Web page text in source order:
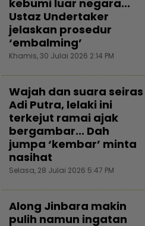
kebumi luar negara...
Ustaz Undertaker
jelaskan prosedur
‘embalming’
Khamis, 30 Julai 2026 2:14 PM
Wajah dan suara seiras
Adi Putra, lelaki ini
terkejut ramai ajak
bergambar... Dah
jumpa ‘kembar’ minta
nasihat
Selasa, 28 Julai 2026 5:47 PM
Along Jinbara makin
pulih namun ingatan